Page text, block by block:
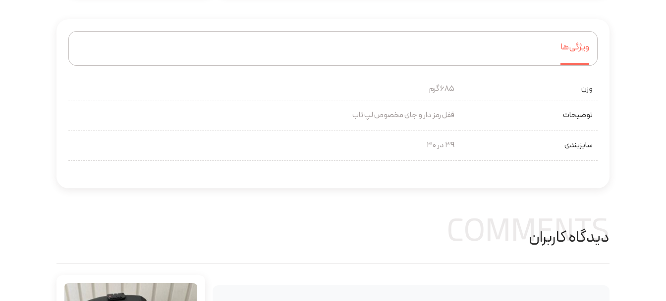
ویژگی‌ها
وزن 685 گرم
توضیحات قفل رمز دار و جای مخصوص لپ تاب
سایزبندی 39 در 30
دیدگاه کاربران
COMMENTS